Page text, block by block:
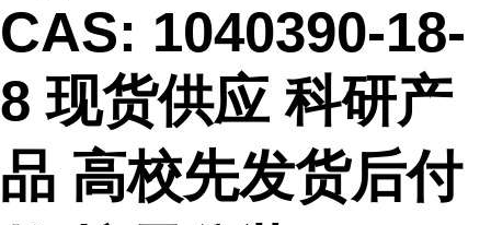
CAS: 1040390-18-
8 现货供应 科研产
品 高校先发货后付